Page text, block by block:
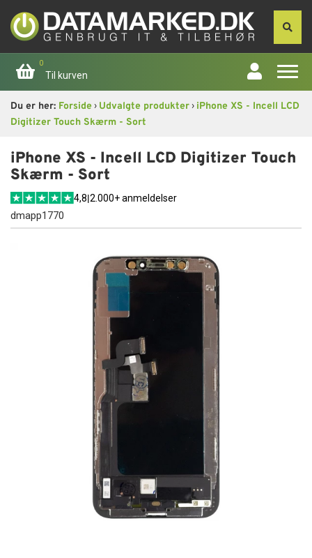
0
Til kurven
Forside
Apple
Skærme
Reparationer og RMA
>>BACK-2-SCHOOL<<
Du er her: Forside› Udvalgte produkter› iPhone XS - Incell LCD
Digitizer Touch Skærm - Sort
iPhone XS - Incell LCD Digitizer Touch
Skærm - Sort
4,8|2.000+ anmeldelser
dmapp1770